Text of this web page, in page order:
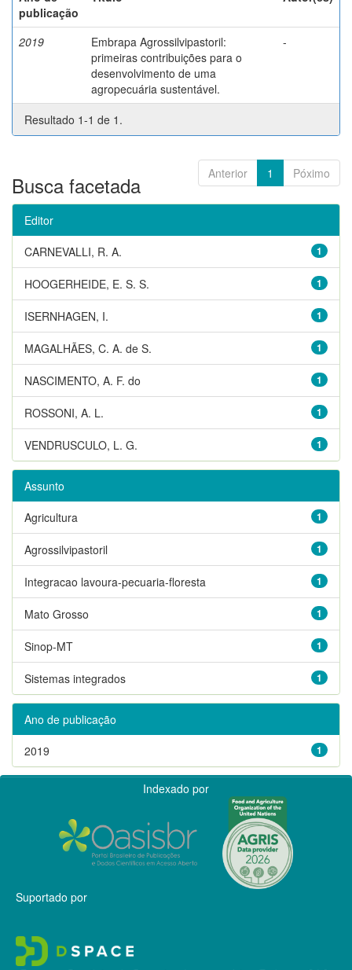
publicação
2019
Embrapa Agrossilvipastoril:
primeiras contribuições para o
desenvolvimento de uma
agropecuária sustentável.
-
Resultado 1-1 de 1.
Anterior 1 Póximo
Busca facetada
Editor
1
CARNEVALLI, R. A.
1
HOOGERHEIDE, E. S. S.
1
ISERNHAGEN, I.
1
MAGALHÃES, C. A. de S.
1
NASCIMENTO, A. F. do
1
ROSSONI, A. L.
1
VENDRUSCULO, L. G.
Assunto
1
Agricultura
1
Agrossilvipastoril
1
Integracao lavoura-pecuaria-floresta
1
Mato Grosso
1
Sinop-MT
1
Sistemas integrados
Ano de publicação
1
2019
Indexado por
Suportado por